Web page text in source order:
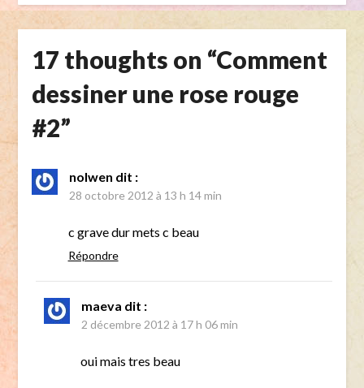
17 thoughts on “Comment
dessiner une rose rouge
#2”
nolwen dit :
28 octobre 2012 à 13 h 14 min
c grave dur mets c beau
Répondre
maeva dit :
2 décembre 2012 à 17 h 06 min
oui mais tres beau